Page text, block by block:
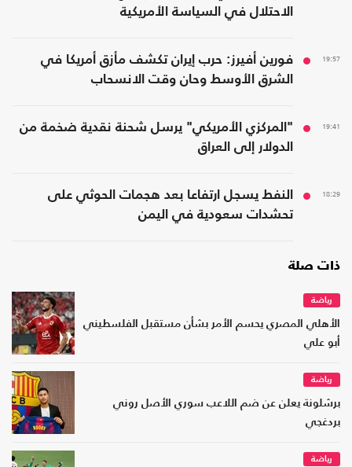
الاحتلال في السياسة الأمريكية
19:57
فورين أفيرز: حرب إيران تكشف مأزق أمريكا في
الشرق الأوسط وحان وقت الانسحاب
19:41
"المركزي الأمريكي" يرسل شحنة نقدية ضخمة من
الدولار إلى العراق
18:29
النفط يسجل ارتفاعا بعد هجمات الحوثي على
تحشدات سعودية في اليمن
ذات صلة
رياضة
الأهلي المصري يحسم الأمر بشأن مستقبل الفلسطيني
أبو علي
رياضة
برشلونة يعلن عن ضم اللاعب سوري الأصل روني
بردغجي
رياضة